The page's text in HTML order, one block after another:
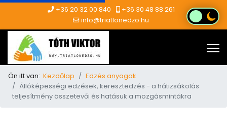
+36 20 32 00 840
+36 30 48 88 261
info@triatlonedzo.hu
Ön itt van: Kezdőlap
Edzés anyagok
Állóképességi edzések, keresztedzés - a hátizsákolás
teljesítmény összetevői és hatásuk a mozgásmintákra